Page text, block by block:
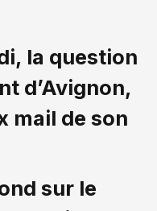
la question
d’Avignon,
mail de son
sur le